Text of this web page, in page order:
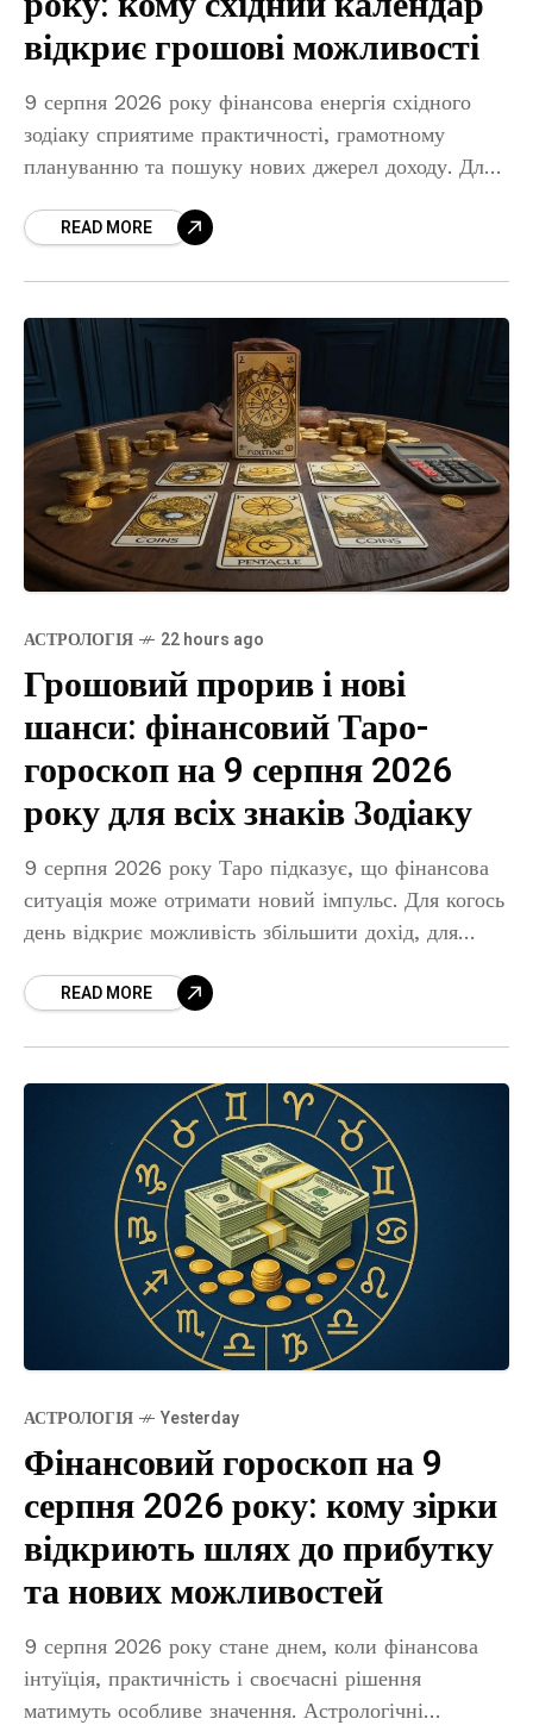
відкриє грошові можливості
9 серпня 2026 року фінансова енергія східного
зодіаку сприятиме практичності, грамотному
плануванню та пошуку нових джерел доходу. Для
пропозиції, для інших —
READ MORE
АСТРОЛОГІЯ 22 hours ago
Грошовий прорив і нові
шанси: фінансовий Таро-
гороскоп на 9 серпня 2026
року для всіх знаків Зодіаку
9 серпня 2026 року Таро підказує, що фінансова
ситуація може отримати новий імпульс. Для когось
день відкриє можливість збільшити дохід, для
комусь допоможе знайти
READ MORE
АСТРОЛОГІЯ Yesterday
Фінансовий гороскоп на 9
серпня 2026 року: кому зірки
відкриють шлях до прибутку
та нових можливостей
9 серпня 2026 року стане днем, коли фінансова
інтуїція, практичність і своєчасні рішення
матимуть особливе значення. Астрологічні